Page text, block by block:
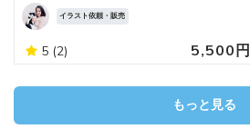
イラスト依頼・販売
5 (2) 5,500円
もっと見る